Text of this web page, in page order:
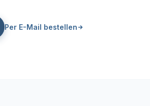
Per E-Mail bestellen